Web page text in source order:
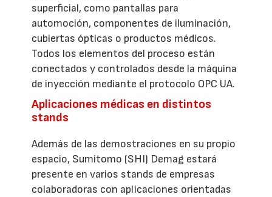
superficial, como pantallas para
automoción, componentes de iluminación,
cubiertas ópticas o productos médicos.
Todos los elementos del proceso están
conectados y controlados desde la máquina
de inyección mediante el protocolo OPC UA.
Aplicaciones médicas en distintos
stands
Además de las demostraciones en su propio
espacio, Sumitomo (SHI) Demag estará
presente en varios stands de empresas
colaboradoras con aplicaciones orientadas